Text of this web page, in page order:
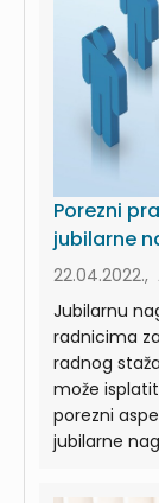
Porezni
jubilarne
Jubilarnu
radnicima
radnog
može
porezni
jubilarne